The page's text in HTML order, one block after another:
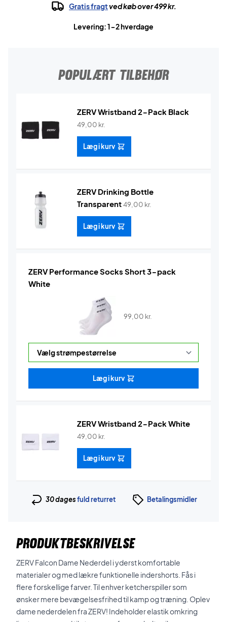
Gratis fragtved køb over 499 kr.
Levering: 1-2 hverdage
POPULÆRT TILBEHØR
ZERV Wristband 2-Pack Black
49,00 kr.
Læg i kurv
ZERV Drinking Bottle
Transparent49,00 kr.
Læg i kurv
ZERV Performance Socks Short 3-pack
White
99,00 kr.
Læg i kurv
ZERV Wristband 2-Pack White
49,00 kr.
Læg i kurv
30 dagesfuld returret Betalingsmidler
PRODUKTBESKRIVELSE
ZERV Falcon Dame Nederdel i yderst komfortable
materialer og med lækre funktionelle indershorts. Fås i
flere forskellige farver. Til enhver ketcherspiller som
ønsker mere bevægelsesfrihed til kamp og træning. Oplev
dame nederdelen fra ZERV! Indeholder elastik omkring